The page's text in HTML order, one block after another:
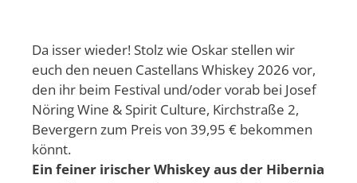
Da isser wieder! Stolz wie Oskar stellen wir
euch den neuen Castellans Whiskey 2026 vor,
den ihr beim Festival und/oder vorab bei Josef
Nöring Wine & Spirit Culture, Kirchstraße 2,
Bevergern zum Preis von 39,95 € bekommen
könnt.
Ein feiner irischer Whiskey aus der Hibernia